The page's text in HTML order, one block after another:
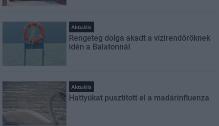
Aktuális
Rengeteg dolga akadt a vízirendőröknek
idén a Balatonnál
Aktuális
Hattyúkat pusztított el a madárinfluenza